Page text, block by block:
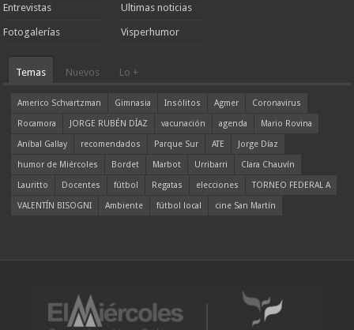
Entrevistas
Fotogalerías
Ultimas noticias
Visperhumor
Temas Nuevos Lo +
Americo Schvartzman Gimnasia Insólitos Agmer
Coronavirus
Rocamora
JORGE RUBÉN DÍAZ vacunación agenda
Mario Rovina
Aníbal Gallay
recomendados Parque Sur ATE
Jorge Díaz
humor de Miércoles
Bordet Marbot Urribarri
Clara Chauvín
Lauritto
Docentes fútbol Regatas elecciones
TORNEO FEDERAL A
VALENTÍN BISOGNI
Ambiente fútbol local cine San Martín